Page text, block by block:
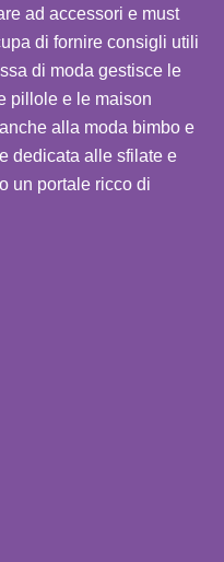
ad accessori e must
di fornire consigli utili
di moda gestisce le
pillole e le maison
alla moda bimbo e
dedicata alle sfilate e
un portale ricco di